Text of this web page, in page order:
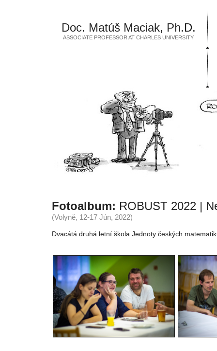
Doc. Matúš Maciak, Ph.D.
ASSOCIATE PROFESSOR AT CHARLES UNIVERSITY
Fotoalbum: ROBUST 2022 |
(Volyně, 12-17 Jún, 2022)
Dvacátá druhá letní škola Jednoty českých